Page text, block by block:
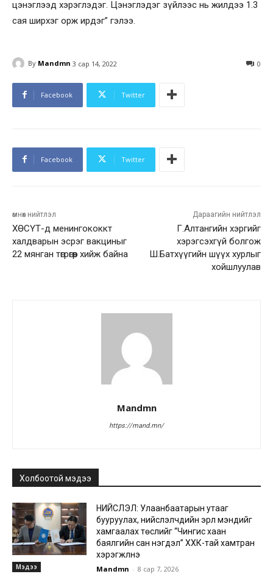
цэнэглээд хэрэглэдэг. Цэнэглэдэг зүйлээс нь жилдээ 1.3
сая ширхэг орж ирдэг” гэлээ.
By Mandmn 3 сар 14, 2022 0
Facebook Twitter
Facebook Twitter
өмнөх нийтлэл
ХӨСҮТ-д менингококкт
халдварын эсрэг вакциныг
22 мянган төгрөгөөр хийж байна
Дараагийн нийтлэл
Г.Алтангийн хэргийг
хэрэгсэхгүй болгож
Ш.Батхүүгийн шүүх хурлыг
хойшлуулав
Mandmn
https://mand.mn/
Холбоотой мэдээ
Мэдээ
НИЙСЛЭЛ: Улаанбаатарын утааг
бууруулах, нийслэлчүүдийн эрүүл мэндийг
хамгаалах төслийг “Чингис хаан
баялгийн сан нэгдэл” ХХК-тай хамтран
хэрэгжүүлнэ
Mandmn - 8 сар 7, 2026